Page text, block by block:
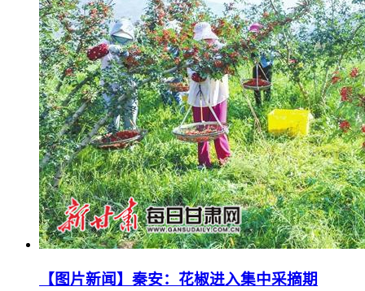
【图片新闻】秦安：花椒进入集中采摘期